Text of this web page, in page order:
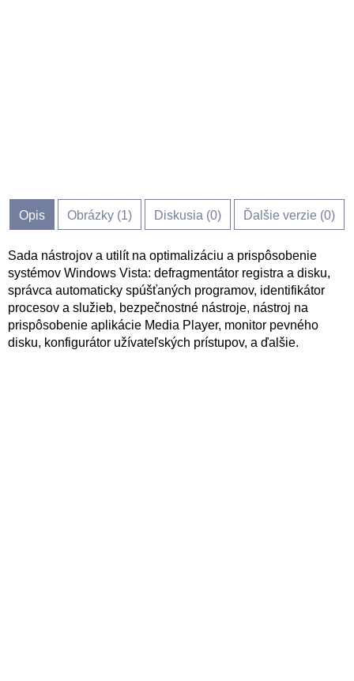
Opis Obrázky (1) Diskusia (0) Ďalšie verzie (0)
Sada nástrojov a utilít na optimalizáciu a prispôsobenie
systémov Windows Vista: defragmentátor registra a disku,
správca automaticky spúšťaných programov, identifikátor
procesov a služieb, bezpečnostné nástroje, nástroj na
prispôsobenie aplikácie Media Player, monitor pevného
disku, konfigurátor užívateľských prístupov, a ďalšie.